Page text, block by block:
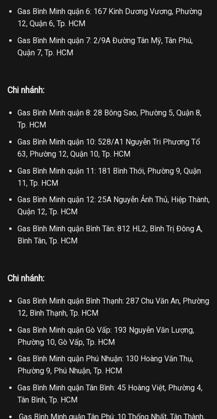
Gas Bình Minh quận 6: 167 Kinh Dương Vương, Phường
12, Quận 6, Tp. HCM
Gas Bình Minh quận 7: 2/9A Đường Tân Mỹ, Tân Phú,
Quận 7, Tp. HCM
Chi nhánh:
Gas Bình Minh quận 8: 28 Bông Sao, Phường 5, Quận 8,
Tp. HCM
Gas Bình Minh quận 10: 528/A1 Nguyễn Tri Phương Tổ
63, Phường 12, Quận 10, Tp. HCM
Gas Bình Minh quận 11: 181 Bình Thới, Phường 9, Quận
11, Tp. HCM
Gas Bình Minh quận 12: 25A Nguyễn Ảnh Thủ, Hiệp Thành,
Quận 12, Tp. HCM
Gas Bình Minh quận Bình Tân: 812 HL2, Bình Trị Đông A,
Bình Tân, Tp. HCM
Chi nhánh:
Gas Bình Minh quận Bình Thạnh: 287 Chu Văn An, Phường
12, Bình Thạnh, Tp. HCM
Gas Bình Minh quận Gò Vấp: 193 Nguyễn Văn Lượng,
Phường 10, Gò Vấp, Tp. HCM
Gas Bình Minh quận Phú Nhuận: 130 Hoàng Văn Thụ,
Phường 9, Phú Nhuận, Tp. HCM
Gas Bình Minh quận Tân Bình: 45 Hoàng Việt, Phường 4,
Tân Bình, Tp. HCM
.Gas Bình Minh quận Tân Phú: 10 Thống Nhất, Tân Thành,